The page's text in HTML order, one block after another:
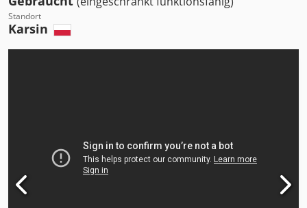
Standort
Karsin